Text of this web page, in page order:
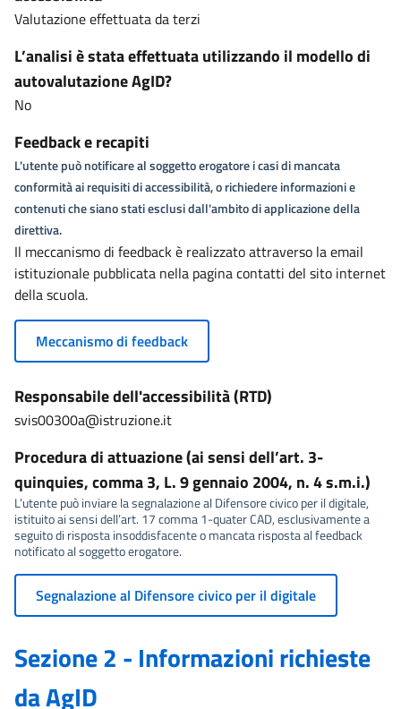
Valutazione effettuata da terzi
L’analisi è stata effettuata utilizzando il modello di
autovalutazione AgID?
No
Feedback e recapiti
L'utente può notificare al soggetto erogatore i casi di mancata
conformità ai requisiti di accessibilità, o richiedere informazioni e
contenuti che siano stati esclusi dall'ambito di applicazione della
direttiva.
Il meccanismo di feedback è realizzato attraverso la email
istituzionale pubblicata nella pagina contatti del sito internet
della scuola.
Meccanismo di feedback
Responsabile dell'accessibilità (RTD)
svis00300a@istruzione.it
Procedura di attuazione (ai sensi dell’art. 3-
quinquies, comma 3, L. 9 gennaio 2004, n. 4 s.m.i.)
L’utente può inviare la segnalazione al Difensore civico per il digitale,
istituito ai sensi dell’art. 17 comma 1-quater CAD, esclusivamente a
seguito di risposta insoddisfacente o mancata risposta al feedback
notificato al soggetto erogatore.
Segnalazione al Difensore civico per il digitale
Sezione 2 - Informazioni richieste
da AgID